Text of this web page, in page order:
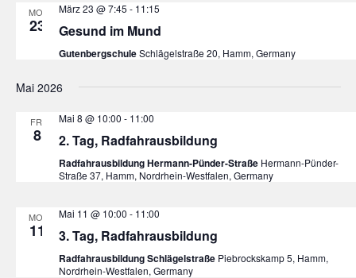
MO.
23
März 23 @ 7:45 - 11:15
Gesund im Mund
GutenbergschuleSchlägelstraße 20, Hamm, Germany
Mai 2026
FR.
8
Mai 8 @ 10:00 - 11:00
2. Tag, Radfahrausbildung
Radfahrausbildung Hermann-Pünder-Straße Hermann-Pünder-
Straße 37, Hamm, Nordrhein-Westfalen, Germany
MO.
11
Mai 11 @ 10:00 - 11:00
3. Tag, Radfahrausbildung
Radfahrausbildung Schlägelstraße Piebrockskamp 5, Hamm,
Nordrhein-Westfalen, Germany